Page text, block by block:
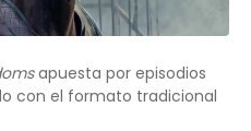
apuesta por episodios
con el formato tradicional